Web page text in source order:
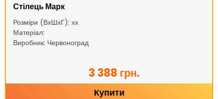
Стілець Марк
Розміри (ВхШхГ): хх
Матеріал:
Виробник: Червоноград
3 388 грн.
Купити